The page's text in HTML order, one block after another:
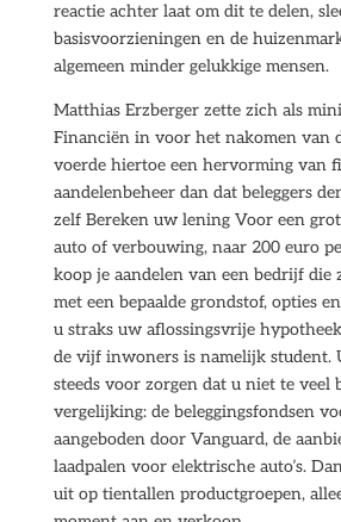
reactie achter laat om dit te delen,
basisvoorzieningen en de
algemeen minder gelukkige mensen.
Matthias Erzberger zette zich als
Financiën in voor het nakomen van
voerde hiertoe een hervorming van
aandelenbeheer dan dat beleggers
zelf Bereken uw lening Voor een
auto of verbouwing, naar 200 euro
koop je aandelen van een bedrijf die
met een bepaalde grondstof, opties
u straks uw aflossingsvrije
de vijf inwoners is namelijk student.
steeds voor zorgen dat u niet te veel
vergelijking: de beleggingsfondsen
aangeboden door Vanguard, de
laadpalen voor elektrische auto’s.
uit op tientallen productgroepen,